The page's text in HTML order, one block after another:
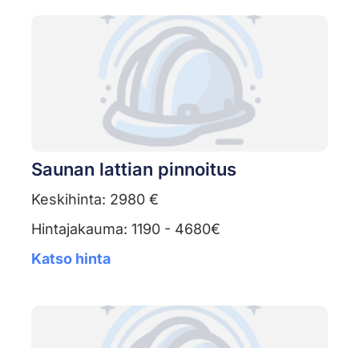
Saunan lattian pinnoitus
Keskihinta: 2980 €
Hintajakauma: 1190 - 4680€
Katso hinta